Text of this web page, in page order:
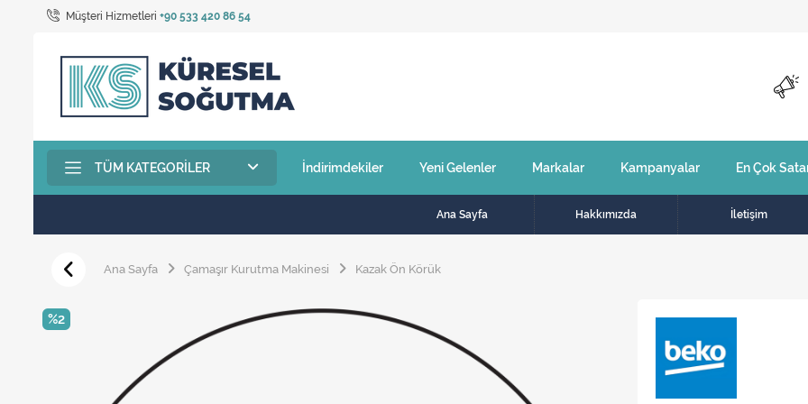
Müşteri Hizmetleri +90 533 420 86 54
TÜM KATEGORILER İndirimdekiler Yeni Gelenler Markalar Kampanyalar En Çok
Ana Sayfa Hakkımızda İletişim
Ana Sayfa Çamaşır Kurutma Makinesi Kazak Ön Körük
%2